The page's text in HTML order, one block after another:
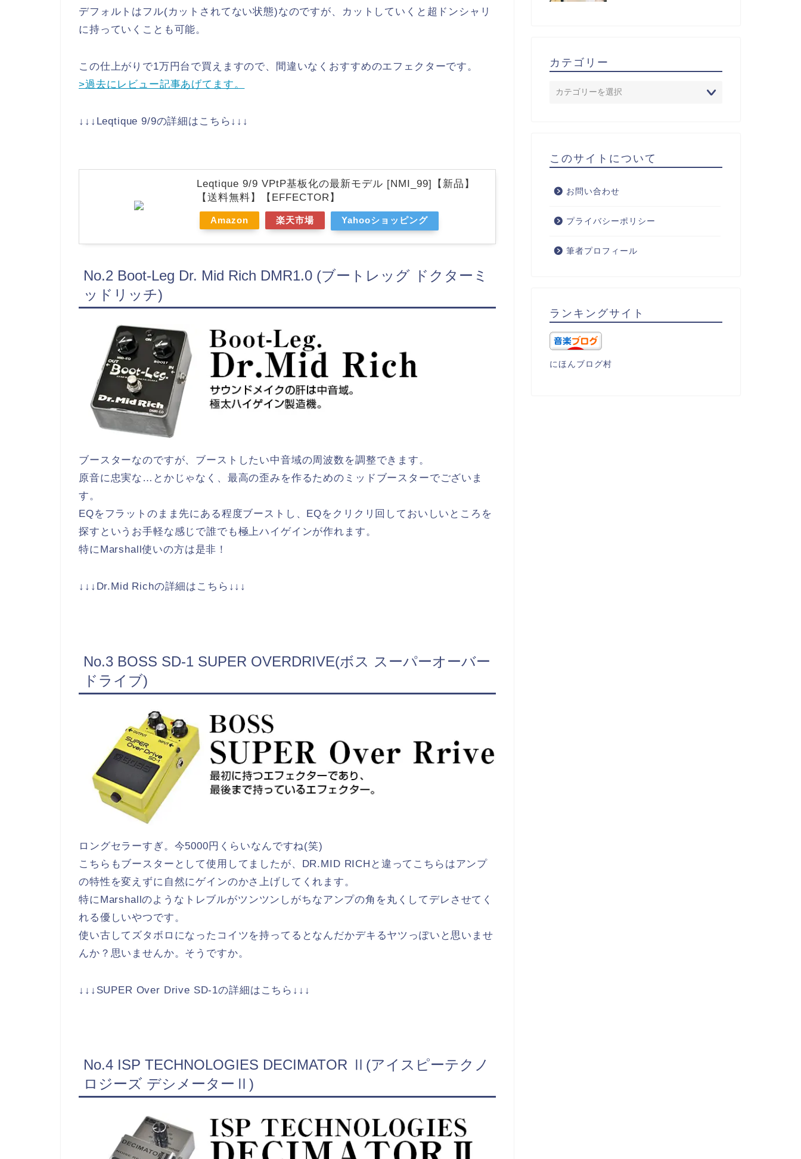
デフォルトはフル(カットされてない状態)なのですが、カットしていくと超ドンシャリ
に持っていくことも可能。
この仕上がりで1万円台で買えますので、間違いなくおすすめのエフェクターです。
>過去にレビュー記事あげてます。
↓↓↓Leqtique 9/9の詳細はこちら↓↓↓
Leqtique 9/9 VPtP基板化の最新モデル [NMI_99]【新品】
【送料無料】【EFFECTOR】
Amazon 楽天市場 Yahooショッピング
No.2 Boot-Leg Dr. Mid Rich DMR1.0 (ブートレッグ ドクターミ
ッドリッチ)
ブースターなのですが、ブーストしたい中音域の周波数を調整できます。
原音に忠実な…とかじゃなく、最高の歪みを作るためのミッドブースターでございま
す。
EQをフラットのまま先にある程度ブーストし、EQをクリクリ回しておいしいところを
探すというお手軽な感じで誰でも極上ハイゲインが作れます。
特にMarshall使いの方は是非！
↓↓↓Dr.Mid Richの詳細はこちら↓↓↓
No.3 BOSS SD-1 SUPER OVERDRIVE(ボス スーパーオーバー
ドライブ)
ロングセラーすぎ。今5000円くらいなんですね(笑)
こちらもブースターとして使用してましたが、DR.MID RICHと違ってこちらはアンプ
の特性を変えずに自然にゲインのかさ上げしてくれます。
特にMarshallのようなトレブルがツンツンしがちなアンプの角を丸くしてデレさせてく
れる優しいやつです。
使い古してズタボロになったコイツを持ってるとなんだかデキるヤツっぽいと思いませ
んか？思いませんか。そうですか。
↓↓↓SUPER Over Drive SD-1の詳細はこちら↓↓↓
No.4 ISP TECHNOLOGIES DECIMATOR Ⅱ(アイスピーテクノ
ロジーズ デシメーターⅡ)
カテゴリー
このサイトについて
お問い合わせ
プライバシーポリシー
筆者プロフィール
ランキングサイト
にほんブログ村